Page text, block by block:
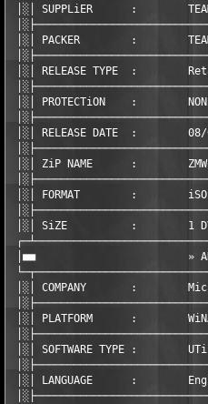
│░│ SUPPLiER      :
│░│ PACKER        :
│░│ RELEASE TYPE  :
│░│ PROTECTiON    :
│░│ RELEASE DATE  :        08/
│░│ ZiP NAME      :
│░│ FORMAT        :        iSO
│░│ SiZE          :        1
│■■                        »
│░│ COMPANY       :
│░│ PLATFORM      :
│░│ SOFTWARE TYPE :
│░│ LANGUAGE      :